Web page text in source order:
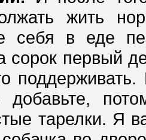
жить
себя в еде
сорок первый
добавьте,
тарелки. Я